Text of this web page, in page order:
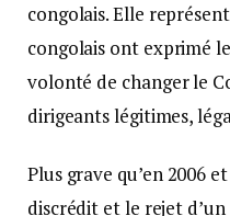
congolais. Elle
congolais ont exprimé
volonté de changer le
dirigeants légitimes,
Plus grave qu’en 2006
discrédit et le rejet